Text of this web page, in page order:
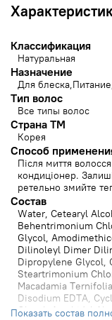
Классификация
Натуральная
Назначение
Для блеска Питание
Тип волос
Все типы волос
Страна ТМ
Корея
Способ
Після миття
кондиціонер.
ретельно змийте
Состав
Water, Cetearyl
Behentrimonium
Glycol,
Dilinoleyl Dimer
Dipropylene Glycol,
Steartrimonium
Macadamia
Disodium EDTA,
Glycol, Arachidyl
Показать состав